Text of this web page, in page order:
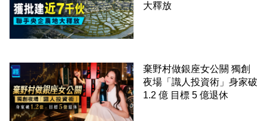
大釋放
棄野村做銀座女公關 獨創
夜場「識人投資術」身家破
1.2 億 目標 5 億退休